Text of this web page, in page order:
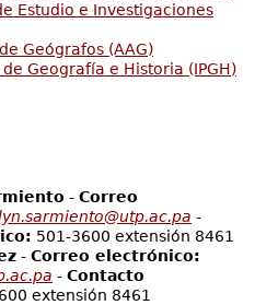
Estudio e Investigaciones
Geógrafos (AAG)
Geografía e Historia (IPGH)
- Correo
-
501-3600 extensión 8461
- Correo electrónico:
- Contacto
extensión 8461